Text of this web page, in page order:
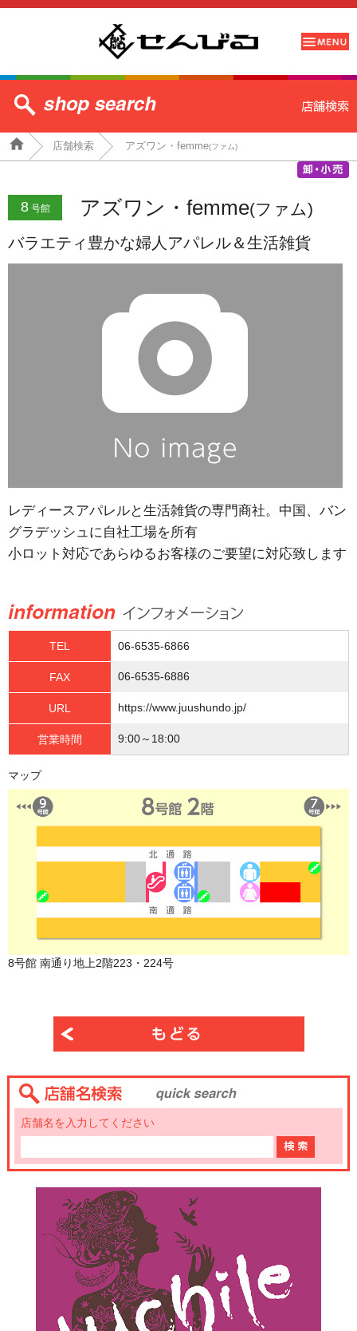
店舗検索 アズワン・femme(ファム)
8号館 アズワン・femme(ファム)
バラエティ豊かな婦人アパレル＆生活雑貨
レディースアパレルと生活雑貨の専門商社。中国、バン
グラデッシュに自社工場を所有
小ロット対応であらゆるお客様のご要望に対応致します
TEL 06-6535-6866
FAX 06-6535-6886
URL https://www.juushundo.jp/
営業時間 9:00～18:00
マップ
8号館 南通り地上2階223・224号
店舗名を入力してください